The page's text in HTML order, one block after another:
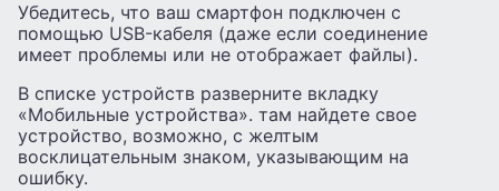
Убедитесь, что ваш смартфон подключен с
помощью USB-кабеля (даже если соединение
имеет проблемы или не отображает файлы).
В списке устройств разверните вкладку
«Мобильные устройства». там найдете свое
устройство, возможно, с желтым
восклицательным знаком, указывающим на
ошибку.